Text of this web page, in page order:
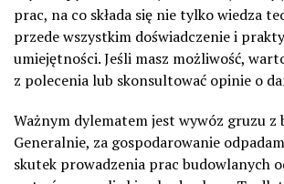
prac, na co składa się nie tylko wiedza
przede wszystkim doświadczenie i
umiejętności. Jeśli masz możliwość,
z polecenia lub skonsultować opinie o
Ważnym dylematem jest wywóz gruzu z
Generalnie, za gospodarowanie
skutek prowadzenia prac budowlanych